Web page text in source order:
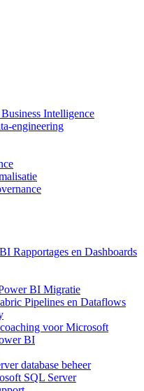
Intelligence
engineering
Rapportages en Dashboards
BI Migratie
Pipelines en Dataflows
voor Microsoft
BI
database beheer
SQL Server